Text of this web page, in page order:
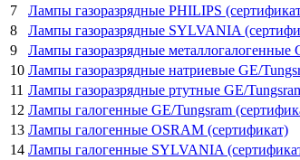
7
Лампы газоразрядные PHILIPS
8
Лампы газоразрядные SYLVANIA
9
Лампы газоразрядные металлогалогенные
10 Лампы газоразрядные натриевые GE/
11 Лампы газоразрядные ртутные GE/
12 Лампы галогенные GE/Tungsram
13 Лампы галогенные OSRAM (сертификат)
14 Лампы галогенные SYLVANIA